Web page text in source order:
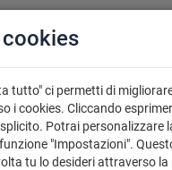
tutto" ci permetti di
i cookies. Cliccando
Potrai personalizzare
"Impostazioni".
tu lo desideri attraverso la